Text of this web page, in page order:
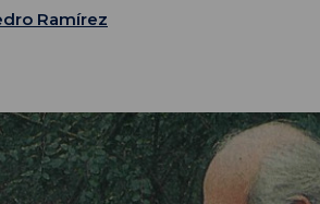
Ramírez